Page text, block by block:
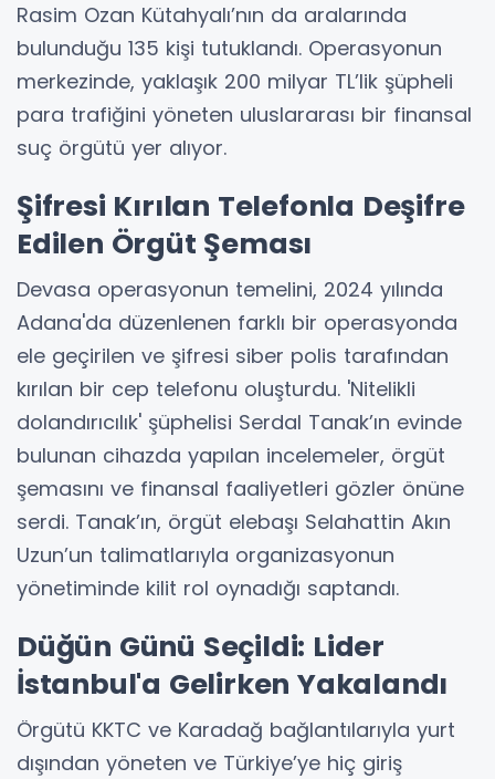
Rasim Ozan Kütahyalı’nın da aralarında
bulunduğu 135 kişi tutuklandı. Operasyonun
merkezinde, yaklaşık 200 milyar TL’lik şüpheli
para trafiğini yöneten uluslararası bir finansal
suç örgütü yer alıyor.
Şifresi Kırılan Telefonla Deşifre
Edilen Örgüt Şeması
Devasa operasyonun temelini, 2024 yılında
Adana'da düzenlenen farklı bir operasyonda
ele geçirilen ve şifresi siber polis tarafından
kırılan bir cep telefonu oluşturdu. 'Nitelikli
dolandırıcılık' şüphelisi Serdal Tanak’ın evinde
bulunan cihazda yapılan incelemeler, örgüt
şemasını ve finansal faaliyetleri gözler önüne
serdi. Tanak’ın, örgüt elebaşı Selahattin Akın
Uzun’un talimatlarıyla organizasyonun
yönetiminde kilit rol oynadığı saptandı.
Düğün Günü Seçildi: Lider
İstanbul'a Gelirken Yakalandı
Örgütü KKTC ve Karadağ bağlantılarıyla yurt
dışından yöneten ve Türkiye’ye hiç giriş